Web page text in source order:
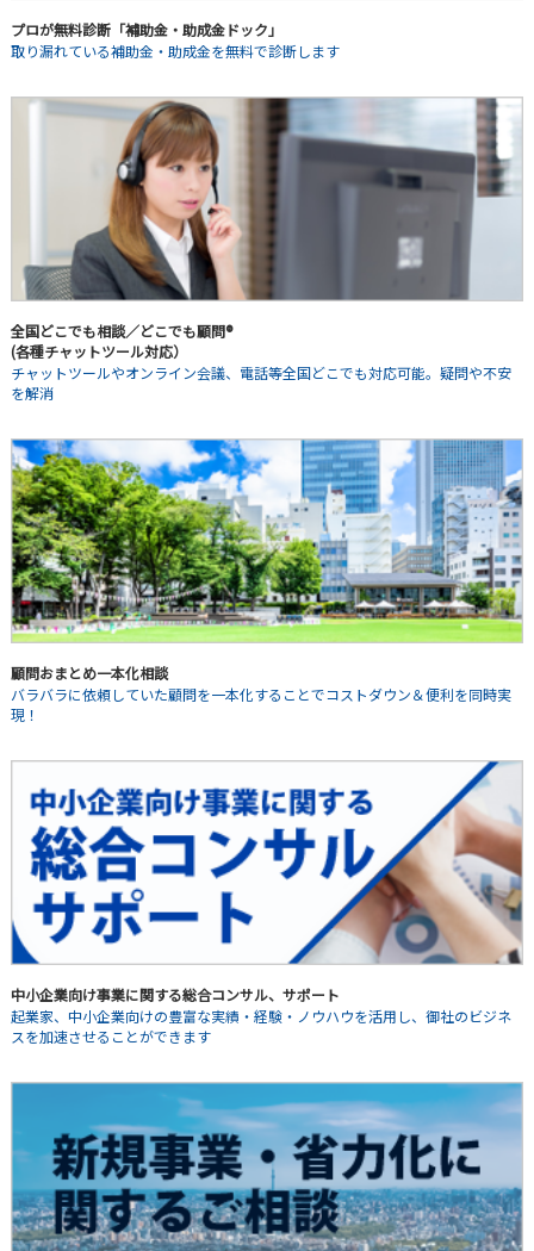
プロが無料診断「補助金・助成金ドック」
取り漏れている補助金・助成金を無料で診断します
全国どこでも相談／どこでも顧問®
(各種チャットツール対応）
チャットツールやオンライン会議、電話等全国どこでも対応可能。疑問や不安
を解消
顧問おまとめ一本化相談
バラバラに依頼していた顧問を一本化することでコストダウン＆便利を同時実
現！
中小企業向け事業に関する総合コンサル、サポート
起業家、中小企業向けの豊富な実績・経験・ノウハウを活用し、御社のビジネ
スを加速させることができます